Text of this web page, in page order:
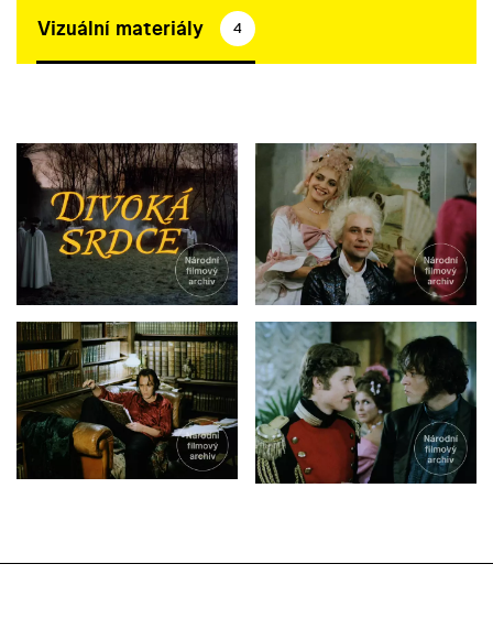
Vizuální materiály 4